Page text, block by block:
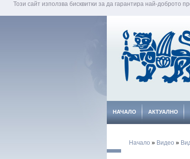
Този сайт използва бисквитки за да гарантира най-доброто
НАЧАЛО АКТУАЛНО
Начало » Видео »